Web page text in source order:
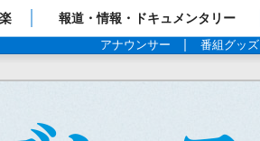
報道・情報・ドキュメンタリー
アナウンサー 番組グッズ